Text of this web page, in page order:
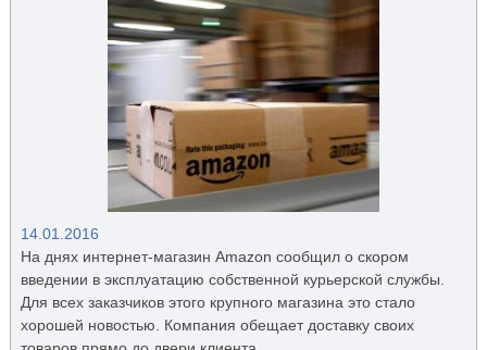
14.01.2016
На днях интернет-магазин Amazon сообщил о скором
введении в эксплуатацию собственной курьерской службы.
Для всех заказчиков этого крупного магазина это стало
хорошей новостью. Компания обещает доставку своих